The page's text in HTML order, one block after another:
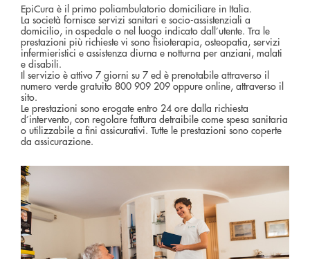
EpiCura è il primo poliambulatorio domiciliare in Italia.
La società fornisce servizi sanitari e socio-assistenziali a
domicilio, in ospedale o nel luogo indicato dall’utente. Tra le
prestazioni più richieste vi sono fisioterapia, osteopatia, servizi
infermieristici e assistenza diurna e notturna per anziani, malati
e disabili.
Il servizio è attivo 7 giorni su 7 ed è prenotabile attraverso il
numero verde gratuito 800 909 209 oppure online, attraverso il
sito.
Le prestazioni sono erogate entro 24 ore dalla richiesta
d’intervento, con regolare fattura detraibile come spesa sanitaria
o utilizzabile a fini assicurativi. Tutte le prestazioni sono coperte
da assicurazione.